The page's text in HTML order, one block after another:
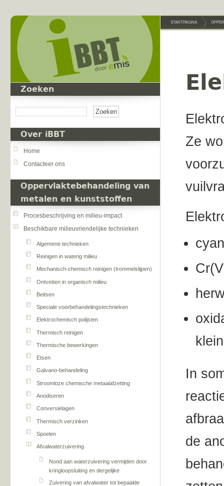
Zoeken
Over iBBT
Home
Contacteer ons
Oppervlaktebehandeling van
metalen en kunststoffen
Procesbeschrijving en milieu-impact
Beschikbare milieuvriendelijke technieken
Algemene technieken
Reinigen in waterig milieu
Mechanisch-chemisch reinigen (trommelslijpen)
Ontvetten in organisch milieu
Beitsen
Speciale voorbehandelingstechnieken
Elektrochemisch polijsten
Thermisch reinigen
Thermische bewerkingen
Etsen
Galvano-behandeling
Stroomloze chemische metaalafzetting
Anodiseren
Conversielagen
Thermisch verzinken
Spoelen
Afvalwaterzuivering
Nood aan waterzuivering vermijden door
kringloopsluiting en dergelijke
Zuivering van afvalwater tot bepaalde
STARTPAGINA
Ze
In
de